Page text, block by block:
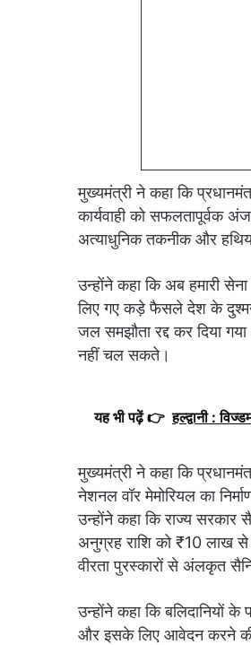
मुख्यमंत्री ने कहा कि
कार्यवाही को सफलतापूर्वक
अत्याधुनिक तकनीक और
उन्होंने कहा कि अब हमारी
लिए गए कड़े फैसले देश के
जल समझौता रद्द कर दिया
नहीं चल सकते।
यह भी पढ़ें 👉 हल्द्वानी :
मुख्यमंत्री ने कहा कि
नेशनल वॉर मेमोरियल का
उन्होंने कहा कि राज्य सरकार
अनुग्रह राशि को ₹10 लाख
वीरता पुरस्कारों से अंलकृत
उन्होंने कहा कि बलिदानियों के
और इसके लिए आवेदन करने की